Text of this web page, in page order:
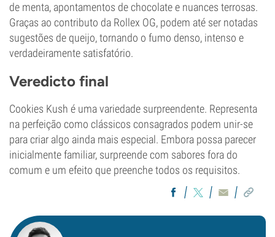
de menta, apontamentos de chocolate e nuances terrosas.
Graças ao contributo da Rollex OG, podem até ser notadas
sugestões de queijo, tornando o fumo denso, intenso e
verdadeiramente satisfatório.
Veredicto final
Cookies Kush é uma variedade surpreendente. Representa
na perfeição como clássicos consagrados podem unir-se
para criar algo ainda mais especial. Embora possa parecer
inicialmente familiar, surpreende com sabores fora do
comum e um efeito que preenche todos os requisitos.